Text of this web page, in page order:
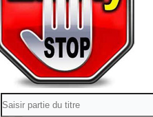
partie